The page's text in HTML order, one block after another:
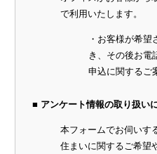
で利用いたします。
・お客様が希
き、その後お電
申込に関するご
■ アンケート情報の取り扱い
本フォームでお伺いす
住まいに関するご希望